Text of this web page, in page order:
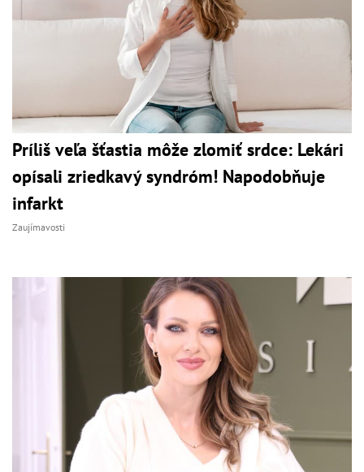
Príliš veľa šťastia môže zlomiť srdce: Lekári
opísali zriedkavý syndróm! Napodobňuje
infarkt
Zaujímavosti